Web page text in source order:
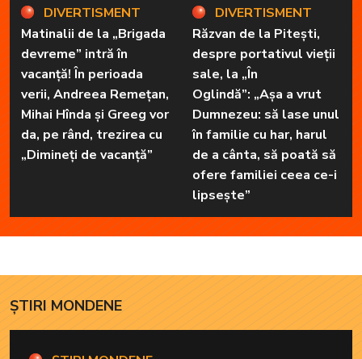
DIVERTISMENT
Matinalii de la „Brigada
devreme” intră în
vacanță! În perioada
verii, Andreea Remețan,
Mihai Hînda și Greeg vor
da, pe rând, trezirea cu
„Dimineți de vacanță”
DIVERTISMENT
Răzvan de la Pitești,
despre portativul vieții
sale, la „În
Oglindă”: „Așa a vrut
Dumnezeu: să lase unul
în familie cu har, harul
de a cânta, să poată să
ofere familiei ceea ce-i
lipsește”
ȘTIRI MONDENE